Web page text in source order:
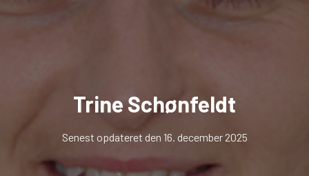
Trine Schønfeldt
Senest opdateret den 16. december 2025